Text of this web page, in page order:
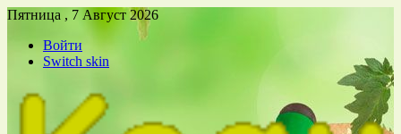
Пятница , 7 Август 2026
Войти
Switch skin